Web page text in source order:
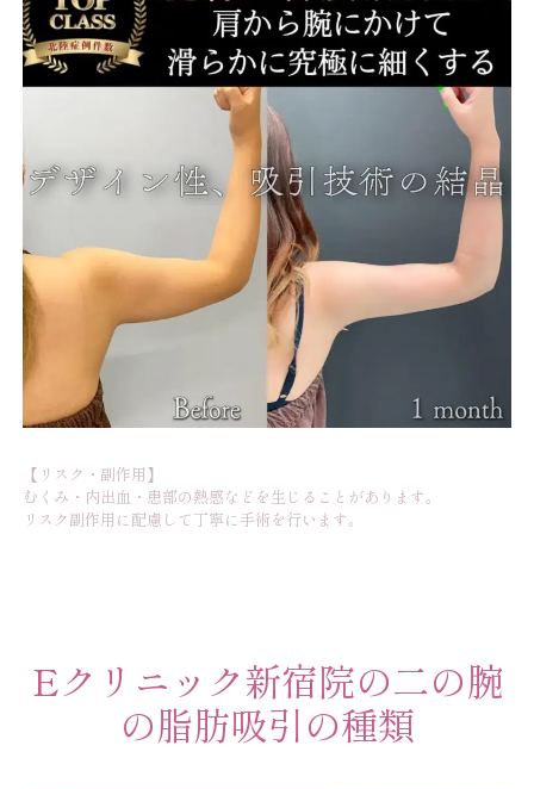
【リスク・副作用】
むくみ・内出血・患部の熱感などを生じることがあります。
リスク副作用に配慮して丁寧に手術を行います。
Eクリニック新宿院の二の腕
の脂肪吸引の種類